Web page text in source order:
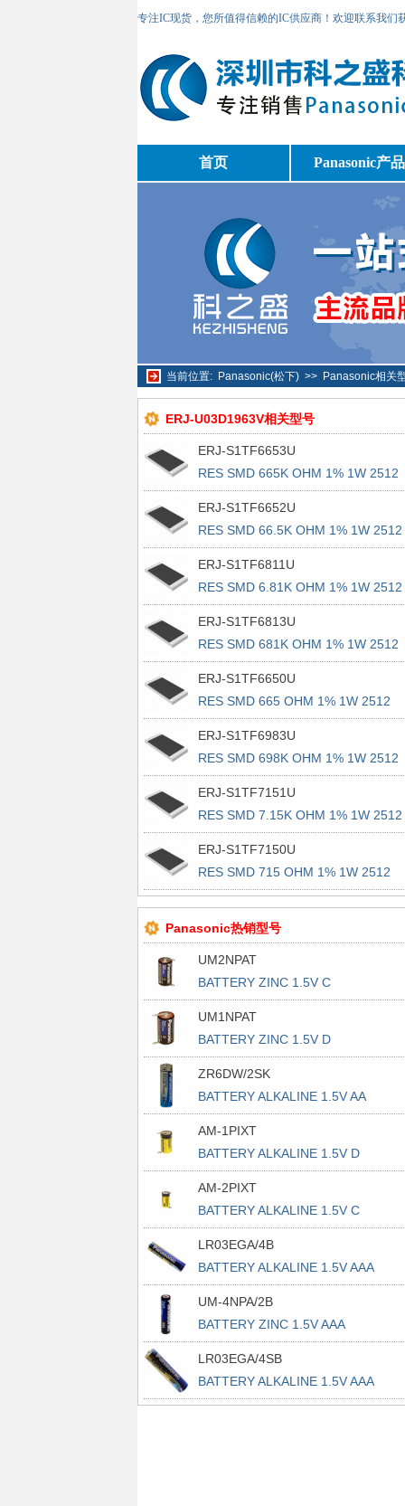
专注IC现货，您所值得信赖的IC供应商！欢迎联系我们
首页 Panasonic产
当前位置: Panasonic(松下)>> Panasonic相关
ERJ-U03D1963V相关型号
ERJ-S1TF6653U
RES SMD 665K OHM 1% 1W 2512
ERJ-S1TF6652U
RES SMD 66.5K OHM 1% 1W 2512
ERJ-S1TF6811U
RES SMD 6.81K OHM 1% 1W 2512
ERJ-S1TF6813U
RES SMD 681K OHM 1% 1W 2512
ERJ-S1TF6650U
RES SMD 665 OHM 1% 1W 2512
ERJ-S1TF6983U
RES SMD 698K OHM 1% 1W 2512
ERJ-S1TF7151U
RES SMD 7.15K OHM 1% 1W 2512
ERJ-S1TF7150U
RES SMD 715 OHM 1% 1W 2512
Panasonic热销型号
UM2NPAT
BATTERY ZINC 1.5V C
UM1NPAT
BATTERY ZINC 1.5V D
ZR6DW/2SK
BATTERY ALKALINE 1.5V AA
AM-1PIXT
BATTERY ALKALINE 1.5V D
AM-2PIXT
BATTERY ALKALINE 1.5V C
LR03EGA/4B
BATTERY ALKALINE 1.5V AAA
UM-4NPA/2B
BATTERY ZINC 1.5V AAA
LR03EGA/4SB
BATTERY ALKALINE 1.5V AAA